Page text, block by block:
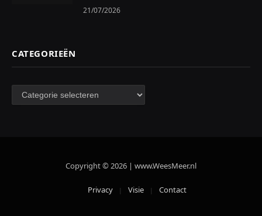
21/07/2026
CATEGORIEËN
Categorieën
Copyright © 2026 | www.WeesMeer.nl
Privacy Visie Contact